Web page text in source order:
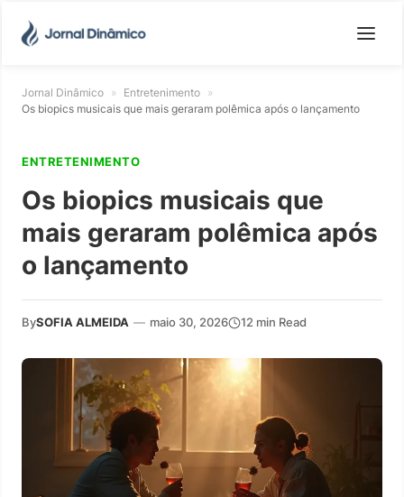
Jornal Dinâmico » Entretenimento »
Os biopics musicais que mais geraram polêmica após o lançamento
ENTRETENIMENTO
Os biopics musicais que
mais geraram polêmica após
o lançamento
BySOFIA ALMEIDA — maio 30, 2026 12 min Read